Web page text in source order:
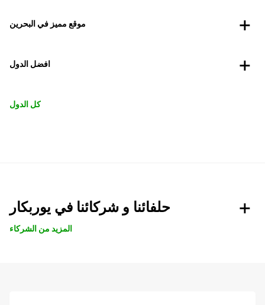
موقع مميز في البحرين
افضل الدول
كل الدول
حلفائنا و شركائنا في يوربكار
المزيد من الشركاء